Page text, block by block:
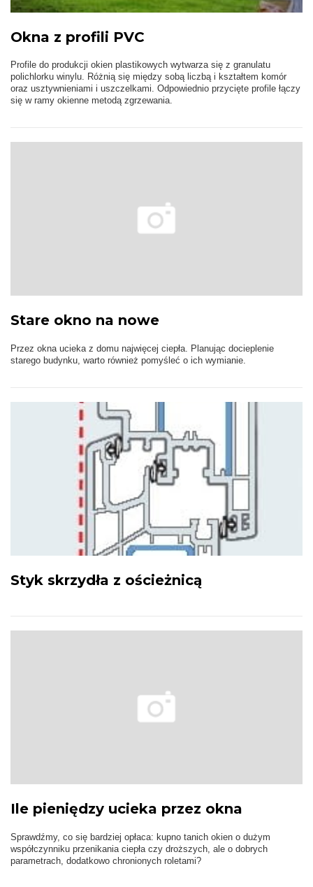
Okna z profili PVC
Profile do produkcji okien plastikowych wytwarza się z granulatu
polichlorku winylu. Różnią się między sobą liczbą i kształtem komór
oraz usztywnieniami i uszczelkami. Odpowiednio przycięte profile łączy
się w ramy okienne metodą zgrzewania.
Stare okno na nowe
Przez okna ucieka z domu najwięcej ciepła. Planując docieplenie
starego budynku, warto również pomyśleć o ich wymianie.
Styk skrzydła z ościeżnicą
Ile pieniędzy ucieka przez okna
Sprawdźmy, co się bardziej opłaca: kupno tanich okien o dużym
współczynniku przenikania ciepła czy droższych, ale o dobrych
parametrach, dodatkowo chronionych roletami?